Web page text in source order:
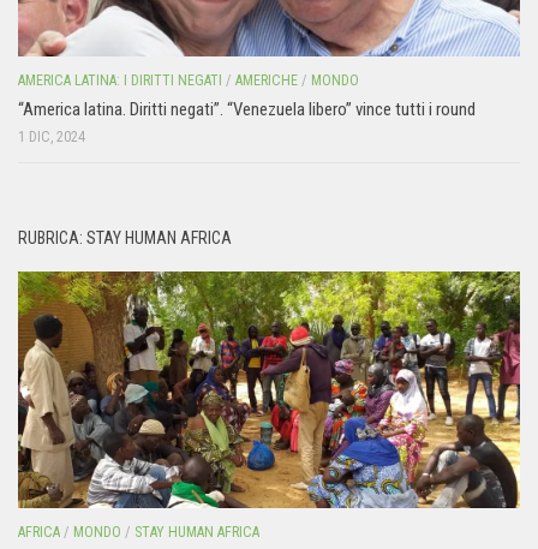
AMERICA LATINA: I DIRITTI NEGATI / AMERICHE / MONDO
“America latina. Diritti negati”. “Venezuela libero” vince tutti i round
1 DIC, 2024
RUBRICA: STAY HUMAN AFRICA
AFRICA / MONDO / STAY HUMAN AFRICA